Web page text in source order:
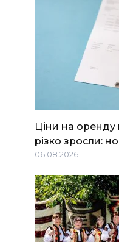
Ціни на оренду
різко зросли:
06.08.2026